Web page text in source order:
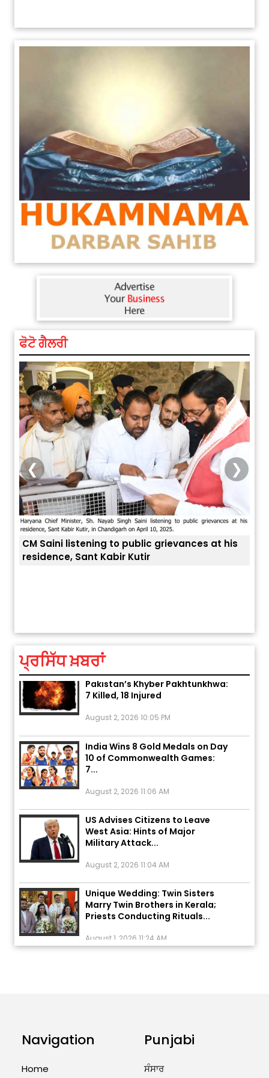
ਫੋਟੋ ਗੈਲਰੀ
❮ ❯
ਪ੍ਰਸਿੱਧ ਖ਼ਬਰਾਂ
August 5, 2026 6:23 AM
Explosion During Peace Rally in
Pakistan’s Khyber Pakhtunkhwa:
7 Killed, 18 Injured
India Wins 8 Gold Medals on Day
10 of Commonwealth Games:
7...
US Advises Citizens to Leave
West Asia: Hints of Major
Military Attack...
Unique Wedding: Twin Sisters
Marry Twin Brothers in Kerala;
Priests Conducting Rituals...
7 Killed, 18 Injured
August 2, 2026 10:05 PM
Navigation
Home
Punjabi
ਸੰਸਾਰ